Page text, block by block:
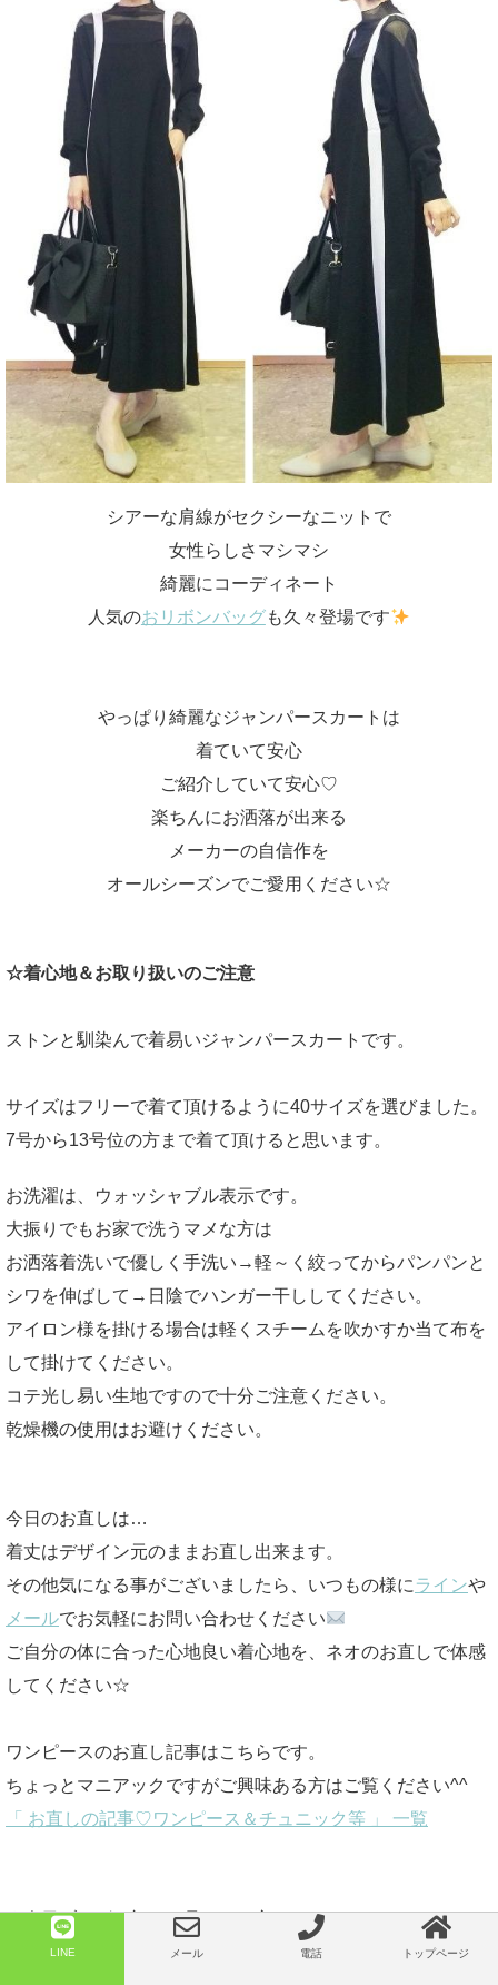
シアーな肩線がセクシーなニットで
女性らしさマシマシ
綺麗にコーディネート
人気のおリボンバッグも久々登場です
やっぱり綺麗なジャンパースカートは
着ていて安心
ご紹介していて安心♡
楽ちんにお洒落が出来る
メーカーの自信作を
オールシーズンでご愛用ください☆
☆着心地＆お取り扱いのご注意
ストンと馴染んで着易いジャンパースカートです。
サイズはフリーで着て頂けるように40サイズを選びました。
7号から13号位の方まで着て頂けると思います。
お洗濯は、ウォッシャブル表示です。
大振りでもお家で洗うマメな方は
お洒落着洗いで優しく手洗い→軽～く絞ってからパンパンと
シワを伸ばして→日陰でハンガー干ししてください。
アイロン様を掛ける場合は軽くスチームを吹かすか当て布を
して掛けてください。
コテ光し易い生地ですので十分ご注意ください。
乾燥機の使用はお避けください。
今日のお直しは…
着丈はデザイン元のままお直し出来ます。
その他気になる事がございましたら、いつもの様に ラインや
メールでお気軽にお問い合わせください
ご自分の体に合った心地良い着心地を、ネオのお直しで体感
してください☆
ワンピースのお直し記事はこちらです。
ちょっとマニアックですがご興味ある方はご覧ください^^
「 お直しの記事♡ワンピース＆チュニック等 」 一覧
☆今日ブログを初めて見て頂く方で、
ネオのお直しって？の方はこちらです。
LINE メール 電話 トップページ